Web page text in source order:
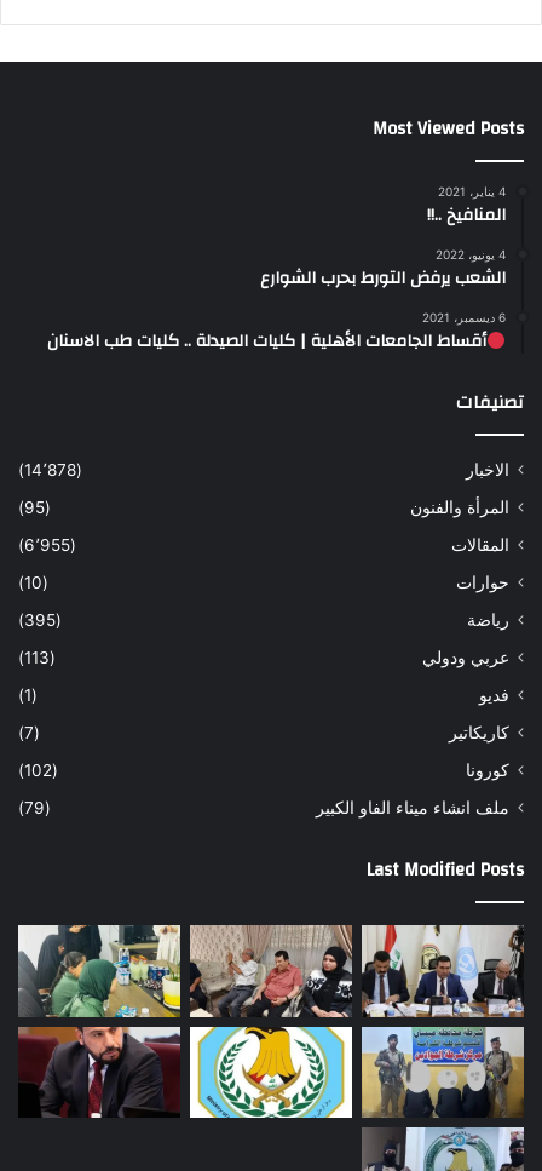
Most Viewed Posts
4 يناير، 2021
المنافيخ ..!!
4 يونيو، 2022
الشعب يرفض التورط بحرب الشوارع
6 ديسمبر، 2021
أقساط الجامعات الأهلية | كليات الصيدلة .. كليات طب الاسنان
تصنيفات
الاخبار
(14٬878)
المرأة والفنون
(95)
المقالات
(6٬955)
حوارات
(10)
رياضة
(395)
عربي ودولي
(113)
فديو
(1)
كاريكاتير
(7)
كورونا
(102)
ملف انشاء ميناء الفاو الكبير
(79)
Last Modified Posts